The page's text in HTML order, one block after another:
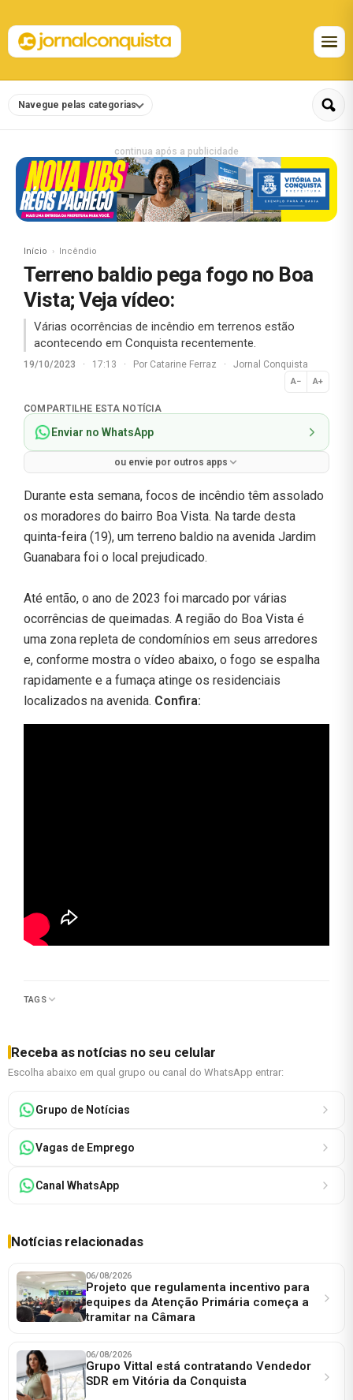
Navegue pelas categorias
continua após a publicidade
Início Incêndio
Terreno baldio pega fogo no Boa
Vista; Veja vídeo:
Várias ocorrências de incêndio em terrenos estão
acontecendo em Conquista recentemente.
19/10/2023 · 17:13 · Por Catarine Ferraz · Jornal Conquista
A− A+
Normal
COMPARTILHE ESTA NOTÍCIA
Enviar no WhatsApp
ou envie por outros apps
Durante esta semana, focos de incêndio têm assolado
os moradores do bairro Boa Vista. Na tarde desta
quinta-feira (19), um terreno baldio na avenida Jardim
Guanabara foi o local prejudicado.
Até então, o ano de 2023 foi marcado por várias
ocorrências de queimadas. A região do Boa Vista é
uma zona repleta de condomínios em seus arredores
e, conforme mostra o vídeo abaixo, o fogo se espalha
rapidamente e a fumaça atinge os residenciais
localizados na avenida. Confira:
TAGS
Receba as notícias no seu celular
Escolha abaixo em qual grupo ou canal do WhatsApp entrar:
Grupo de Notícias
Vagas de Emprego
Canal WhatsApp
Notícias relacionadas
06/08/2026
Projeto que regulamenta incentivo para
equipes da Atenção Primária começa a
tramitar na Câmara
06/08/2026
Grupo Vittal está contratando Vendedor
SDR em Vitória da Conquista